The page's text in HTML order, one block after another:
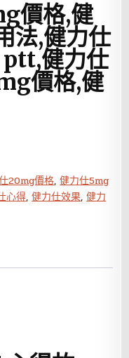
價格,健
法,健力仕
健力仕
價格,健
20mg價格,健力仕5mg
心得,健力仕效果,健力